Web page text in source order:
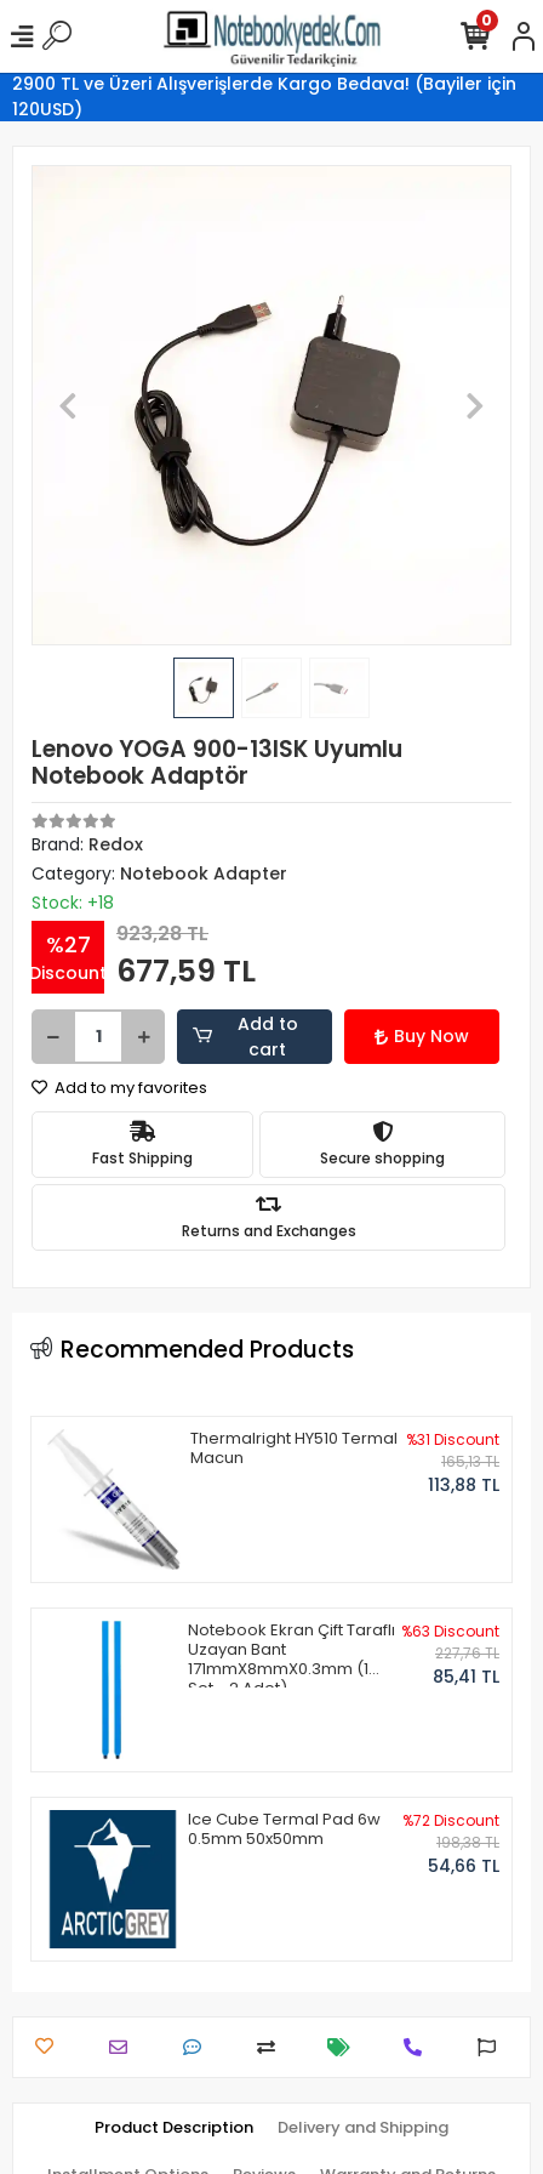
2900 TL ve Üzeri Alışverişlerde Kargo Bedava! (Bayiler için
120USD)
0
Lenovo YOGA 900-13ISK Uyumlu
Notebook Adaptör
Brand: Redox
Category: Notebook Adapter
Stock: +18
%27
Discount
923,28 TL
677,59 TL
Add to
cart
Buy Now
Add to my favorites
Fast Shipping Secure shopping
Returns and Exchanges
Recommended Products
Thermalright HY510 Termal
Macun
%31 Discount
165,13 TL
113,88 TL
Notebook Ekran Çift Taraflı
Uzayan Bant
171mmX8mmX0.3mm (1
Set - 2 Adet)
%63 Discount
227,76 TL
85,41 TL
Ice Cube Termal Pad 6w
0.5mm 50x50mm
%72 Discount
198,38 TL
54,66 TL
Product Description Delivery and Shipping